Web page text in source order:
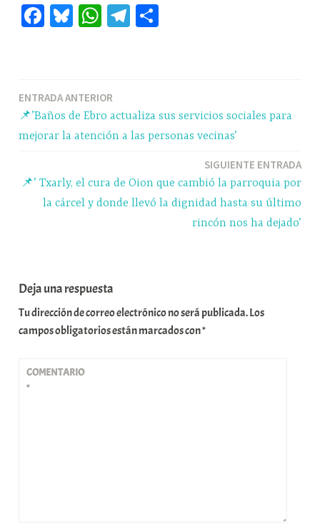
Fa Bl W
pp
Te
m rti
r
Navegación
ENTRADA ANTERIOR
📌’Baños de Ebro actualiza sus servicios sociales para
mejorar la atención a las personas vecinas’
SIGUIENTE ENTRADA
📌’ Txarly, el cura de Oion que cambió la parroquia por
la cárcel y donde llevó la dignidad hasta su último
rincón nos ha dejado’
Deja una respuesta
Tu dirección de correo electrónico no será publicada.Los
campos obligatorios están marcados con*
COMENTARIO
*